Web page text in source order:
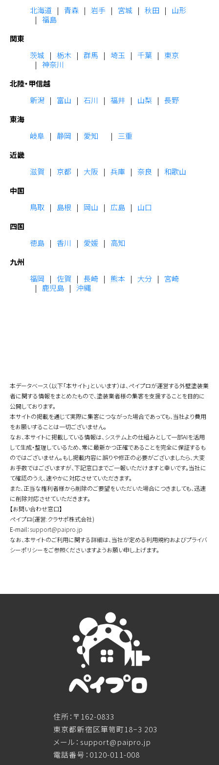
北海道
青森 岩手 宮城 秋田
山形
福島
関東
茨城
栃木 群馬 埼玉 千葉
東京
神奈川
北陸・甲信越
新潟
富山 石川 福井 山梨
長野
東海
岐阜
静岡 愛知
三重
近畿
滋賀
京都 大阪 兵庫 奈良
和歌山
中国
鳥取
島根 岡山 広島
山口
四国
徳島
香川 愛媛
高知
九州
福岡
佐賀 長崎 熊本 大分
宮崎
鹿児島
沖縄
本データベース（以下「本サイト」といいます）は、ペイプロが運営する外壁塗装業
者に関する情報をまとめたもので、塗装業者様の集客を支援することを目的に
公開しております。
本サイトの掲載を通じて実際に集客につながった場合であっても、当社より費用
をお願いすることは一切ございません。
なお、本サイトに掲載している情報は、システム上の仕組みとして一部AIを活用
して生成・整理しているため、常に最新かつ正確であることを完全に保証するも
のではございません。もし掲載内容に誤りや修正の必要がございましたら、大変
お手数ではございますが、下記窓口までご一報いただけますと幸いです。当社に
て確認のうえ、速やかに対応させていただきます。
また、正当な権利者様から削除のご要望をいただいた場合につきましても、迅速
に削除対応させていただきます。
【お問い合わせ窓口】
ペイプロ(運営:クラサポ株式会社)
E-mail：support@paipro.jp
なお、本サイトのご利用に関する詳細は、当社が定める利用規約およびプライバ
シーポリシーをご参照くださいますようお願い申し上げます。
住所：〒162-0833
東京都新宿区箪笥町18−3 203
メール：support@paipro.jp
電話番号：0120-011-008